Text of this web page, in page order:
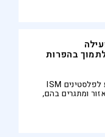
בהפרות
פעילים רבים מארגון הסיוע לפלסטינים ISM
ומתגרים בהם,
באלימות